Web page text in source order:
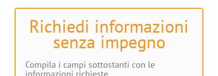
Richiedi informazioni
senza impegno
Compila i campi sottostanti con le